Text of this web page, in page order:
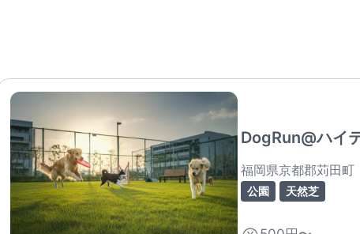
DogRun@ハイ
福岡県京都郡苅田町
公園 天然芝